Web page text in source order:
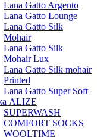
Lana Gatto Argento
Lana Gatto Lounge
Lana Gatto Silk
Mohair
Lana Gatto Silk
Mohair Lux
Lana Gatto Silk mohair
Printed
Lana Gatto Super Soft
ALIZE
SUPERWASH
COMFORT SOCKS
WOOLTIME